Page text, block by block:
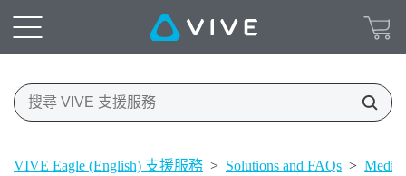
VIVE Eagle (English) 支援服務 > Solutions and FAQs > Media